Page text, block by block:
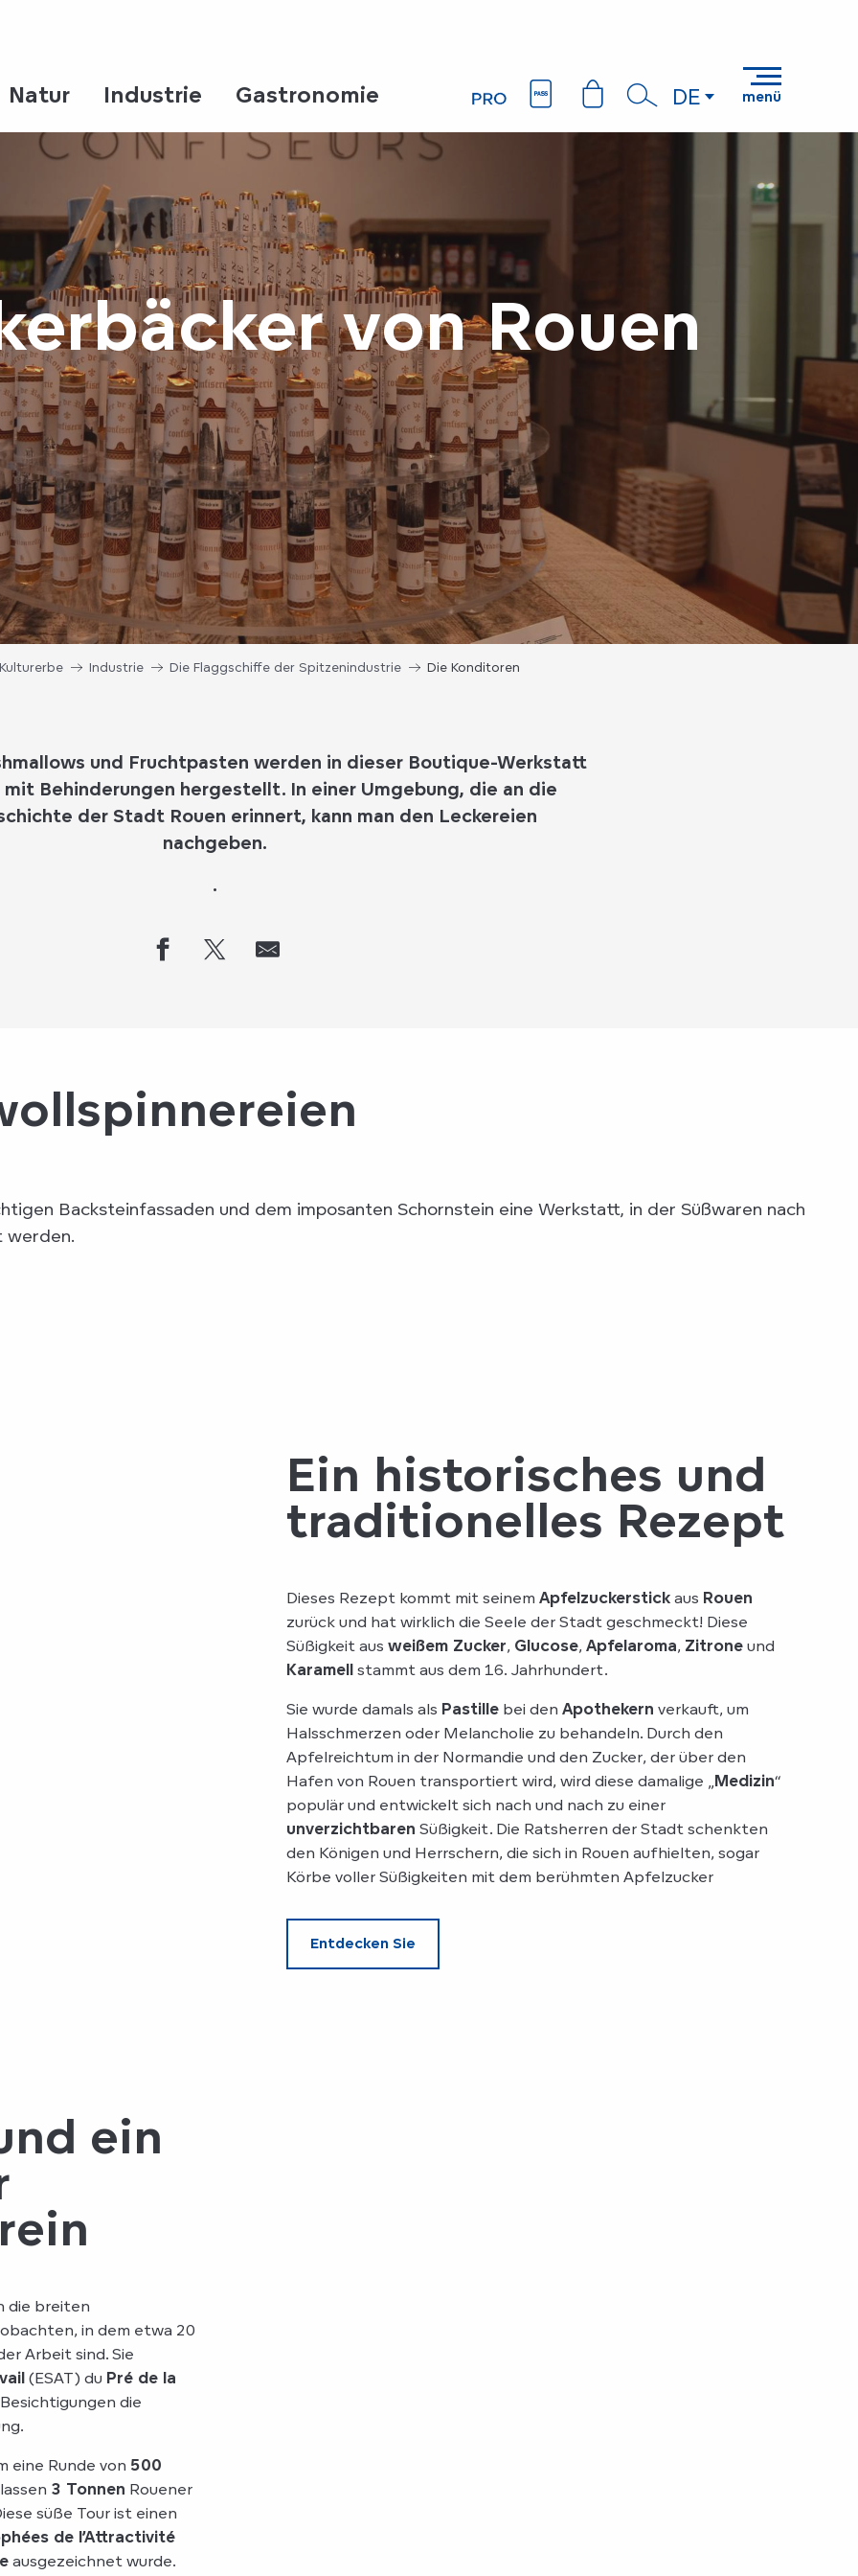
Suche
DE menü
Natur Industrie Gastronomie
von Rouen
Kulturerbe Industrie Die Flaggschiffe der Spitzenindustrie Die Konditoren
und Fruchtpasten werden in dieser Boutique-Werkstatt
mit Behinderungen hergestellt. In einer Umgebung, die an die
der Stadt Rouen erinnert, kann man den Leckereien
nachgeben.
.
Backsteinfassaden und dem imposanten Schornstein eine Werkstatt, in der Süßwaren nach
werden.
Ein historisches und
traditionelles Rezept
Dieses Rezept kommt mit seinem Apfelzuckerstick aus Rouen
zurück und hat wirklich die Seele der Stadt geschmeckt! Diese
Süßigkeit aus weißem Zucker, Glucose, Apfelaroma, Zitrone und
Karamell stammt aus dem 16. Jahrhundert.
Sie wurde damals als Pastille bei den Apothekern verkauft, um
Halsschmerzen oder Melancholie zu behandeln. Durch den
Apfelreichtum in der Normandie und den Zucker, der über den
Hafen von Rouen transportiert wird, wird diese damalige „Medizin“
populär und entwickelt sich nach und nach zu einer
unverzichtbaren Süßigkeit. Die Ratsherren der Stadt schenkten
den Königen und Herrschern, die sich in Rouen aufhielten, sogar
Körbe voller Süßigkeiten mit dem berühmten Apfelzucker
Entdecken Sie
ein
die breiten
in dem etwa 20
Arbeit sind. Sie
(ESAT) du Pré de la
die
eine Runde von 500
3 Tonnen Rouener
süße Tour ist einen
de l’Attractivité
ausgezeichnet wurde.